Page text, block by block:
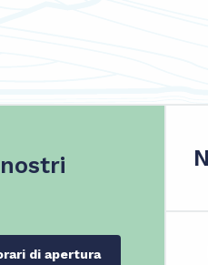
nostri
di apertura